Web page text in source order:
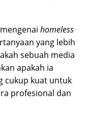
homeless
yang lebih
sebuah media
apakah ia
cukup kuat untuk
profesional dan